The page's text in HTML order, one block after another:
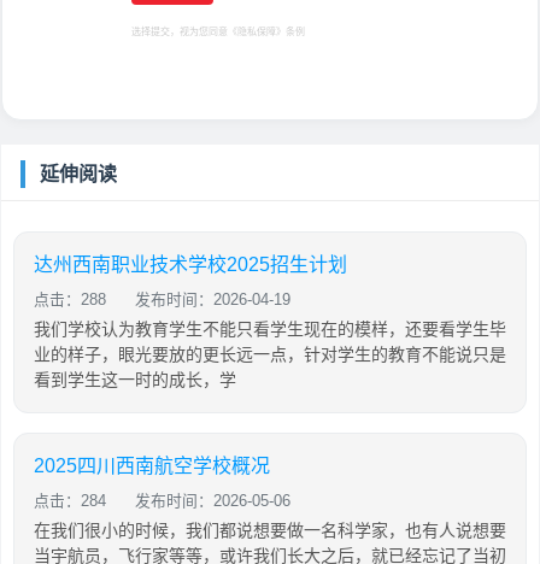
选择提交，视为您同意 《隐私保障》 条例
延伸阅读
达州西南职业技术学校2025招生计划
点击：288 发布时间：2026-04-19
我们学校认为教育学生不能只看学生现在的模样，还要看学生毕
业的样子，眼光要放的更长远一点，针对学生的教育不能说只是
看到学生这一时的成长，学
2025四川西南航空学校概况
点击：284 发布时间：2026-05-06
在我们很小的时候，我们都说想要做一名科学家，也有人说想要
当宇航员，飞行家等等，或许我们长大之后，就已经忘记了当初